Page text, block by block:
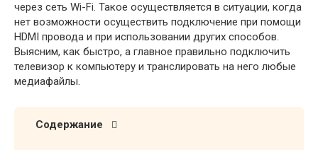
через сеть Wi-Fi. Такое осуществляется в ситуации, когда
нет возможности осуществить подключение при помощи
HDMI провода и при использовании других способов.
Выясним, как быстро, а главное правильно подключить
телевизор к компьютеру и транслировать на него любые
медиафайлы.
Содержание